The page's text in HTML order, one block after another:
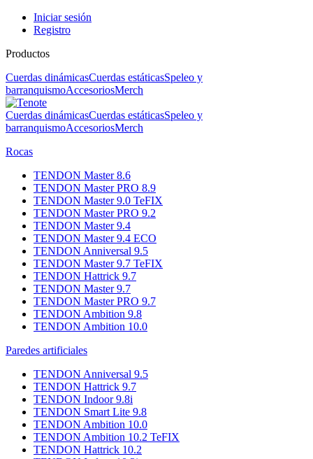
Iniciar sesión
Registro
Productos
Cuerdas dinámicasCuerdas estáticasSpeleo y
barranquismoAccesoriosMerch
Cuerdas dinámicasCuerdas estáticasSpeleo y
barranquismoAccesoriosMerch
Rocas
TENDON Master 8.6
TENDON Master PRO 8.9
TENDON Master 9.0 TeFIX
TENDON Master PRO 9.2
TENDON Master 9.4
TENDON Master 9.4 ECO
TENDON Anniversal 9.5
TENDON Master 9.7 TeFIX
TENDON Hattrick 9.7
TENDON Master 9.7
TENDON Master PRO 9.7
TENDON Ambition 9.8
TENDON Ambition 10.0
Paredes artificiales
TENDON Anniversal 9.5
TENDON Hattrick 9.7
TENDON Indoor 9.8i
TENDON Smart Lite 9.8
TENDON Ambition 10.0
TENDON Ambition 10.2 TeFIX
TENDON Hattrick 10.2